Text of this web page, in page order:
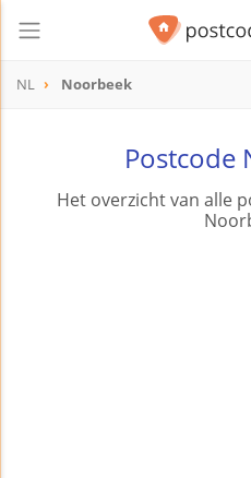
NL Noorbeek
Postcode
Het overzicht van alle